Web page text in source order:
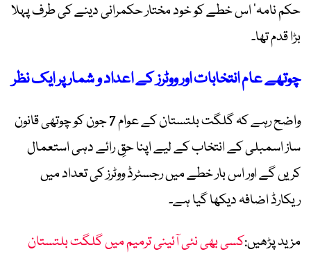
حکم نامہ‘ اس خطے کو خود مختار حکمرانی دینے کی طرف پہلا
بڑا قدم تھا۔
چوتھے عام انتخابات اور ووٹرز کے اعداد و شمار پر ایک نظر
واضح رہے کہ گلگت بلتستان کے عوام 7 جون کو چوتھی قانون
ساز اسمبلی کے انتخاب کے لیے اپنا حقِ رائے دہی استعمال
کریں گے اور اس بار خطے میں رجسٹرڈ ووٹرز کی تعداد میں
ریکارڈ اضافہ دیکھا گیا ہے۔
مزید پڑھیں:کسی بھی نئی آئینی ترمیم میں گلگت بلتستان